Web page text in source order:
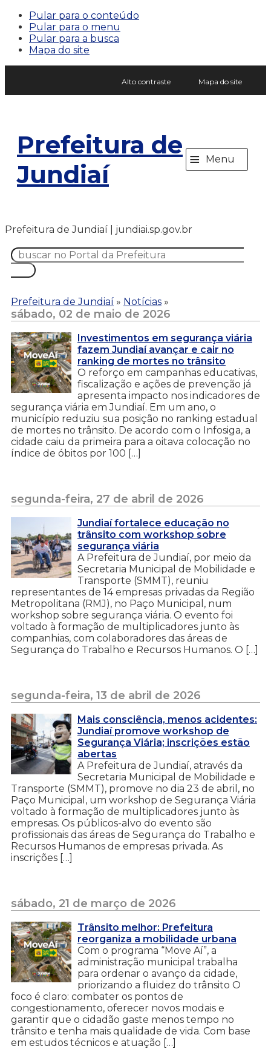
Pular para o conteúdo
Pular para o menu
Pular para a busca
Mapa do site
Alto contraste Mapa do site
Prefeitura de
Jundiaí
≡ Menu
Prefeitura de Jundiaí | jundiai.sp.gov.br
Prefeitura de Jundiaí » Notícias »
sábado, 02 de maio de 2026
Investimentos em segurança viária
fazem Jundiaí avançar e cair no
ranking de mortes no trânsito
O reforço em campanhas educativas,
fiscalização e ações de prevenção já
apresenta impacto nos indicadores de
segurança viária em Jundiaí. Em um ano, o
município reduziu sua posição no ranking estadual
de mortes no trânsito. De acordo com o Infosiga, a
cidade caiu da primeira para a oitava colocação no
índice de óbitos por 100 […]
segunda-feira, 27 de abril de 2026
Jundiaí fortalece educação no
trânsito com workshop sobre
segurança viária
A Prefeitura de Jundiaí, por meio da
Secretaria Municipal de Mobilidade e
Transporte (SMMT), reuniu
representantes de 14 empresas privadas da Região
Metropolitana (RMJ), no Paço Municipal, num
workshop sobre segurança viária. O evento foi
voltado à formação de multiplicadores junto às
companhias, com colaboradores das áreas de
Segurança do Trabalho e Recursos Humanos. O […]
segunda-feira, 13 de abril de 2026
Mais consciência, menos acidentes:
Jundiaí promove workshop de
Segurança Viária; inscrições estão
abertas
A Prefeitura de Jundiaí, através da
Secretaria Municipal de Mobilidade e
Transporte (SMMT), promove no dia 23 de abril, no
Paço Municipal, um workshop de Segurança Viária
voltado à formação de multiplicadores junto às
empresas. Os públicos-alvo do evento são
profissionais das áreas de Segurança do Trabalho e
Recursos Humanos de empresas privada. As
inscrições […]
sábado, 21 de março de 2026
Trânsito melhor: Prefeitura
reorganiza a mobilidade urbana
Com o programa “Move Aí”, a
administração municipal trabalha
para ordenar o avanço da cidade,
priorizando a fluidez do trânsito O
foco é claro: combater os pontos de
congestionamento, oferecer novos modais e
garantir que o cidadão gaste menos tempo no
trânsito e tenha mais qualidade de vida. Com base
em estudos técnicos e atuação […]